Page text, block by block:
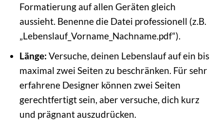
Formatierung auf allen Geräten gleich
aussieht. Benenne die Datei professionell (z.B.
„Lebenslauf_Vorname_Nachname.pdf“).
Länge: Versuche, deinen Lebenslauf auf ein bis
maximal zwei Seiten zu beschränken. Für sehr
erfahrene Designer können zwei Seiten
gerechtfertigt sein, aber versuche, dich kurz
und prägnant auszudrücken.